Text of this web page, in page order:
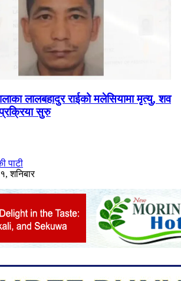
लालबहादुर राईको मलेसियामा मृत्यु, शव
सुरु
पाटी
शनिबार